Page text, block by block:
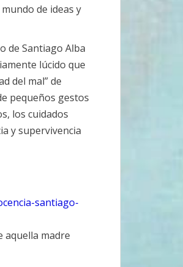
de ideas y
de Santiago Alba
lúcido que
del mal” de
pequeños gestos
los cuidados
y supervivencia
santiago-
aquella madre